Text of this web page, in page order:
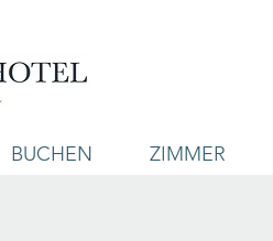
BUCHEN ZIMMER